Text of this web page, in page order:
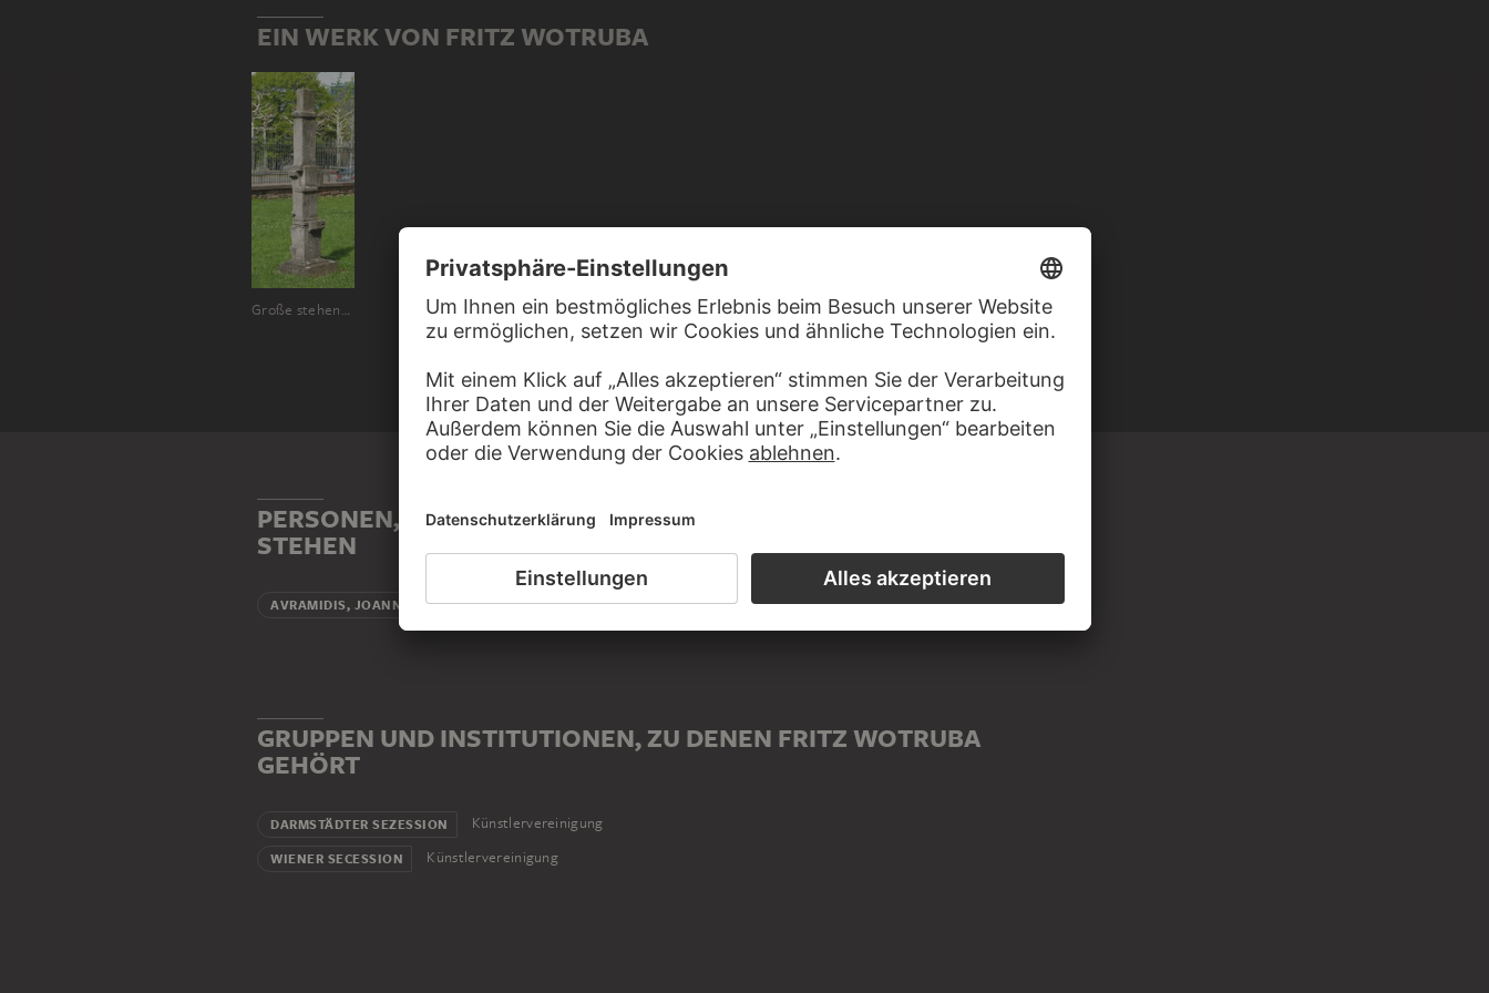
EIN WERK VON FRITZ WOTRUBA
Große stehende Figur
PERSONEN, DIE MIT FRITZ WOTRUBA IN VERBINDUNG
STEHEN
AVRAMIDIS, JOANNIS Schüler
GRUPPEN UND INSTITUTIONEN, ZU DENEN FRITZ WOTRUBA
GEHÖRT
DARMSTÄDTER SEZESSION Künstlervereinigung
WIENER SECESSION Künstlervereinigung